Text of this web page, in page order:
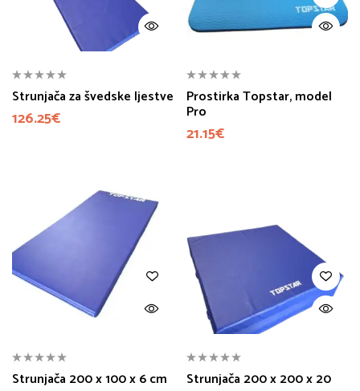
Strunjača za švedske ljestve
126.25€
Prostirka Topstar, model
Pro
21.15€
Strunjača 200 x 100 x 6 cm Strunjača 200 x 200 x 20